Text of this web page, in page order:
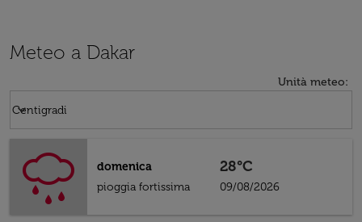
Meteo a Dakar
Unità meteo:
Centigradi
keyboard_arrow_down
domenica
pioggia fortissima
28°C
09/08/2026